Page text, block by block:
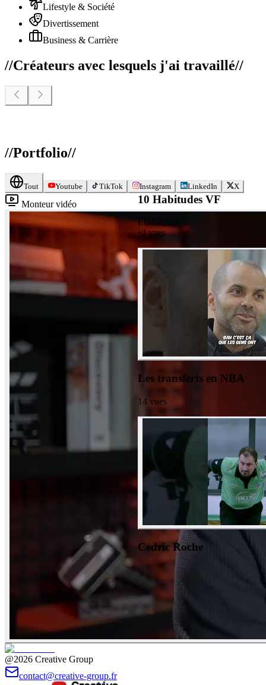
Lifestyle & Société
Divertissement
Business & Carrière
//Créateurs avec lesquels j'ai travaillé//
//Portfolio//
Tout Youtube TikTok Instagram LinkedIn X
Monteur vidéo 10 Habitudes VF
EDEditUp
•4 vues
Les transferts en NBA
14 vues
Cedric Roche
@2026 Creative Group
contact@creative-group.fr